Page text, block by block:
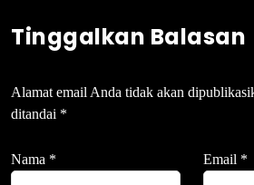
Tinggalkan Balasan
Alamat email Anda tidak akan
ditandai *
Nama * Email *